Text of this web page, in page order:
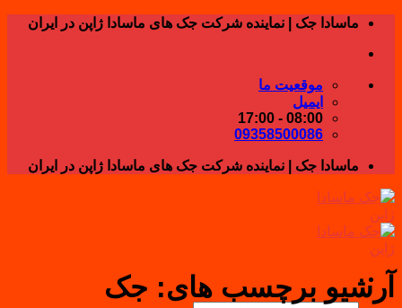
Skip
content
ماسادا جک | نماینده شرکت جک های ماسادا ژاپن در ایران
موقعیت ما
ایمیل
08:00 - 17:00
09358500086
ماسادا جک | نماینده شرکت جک های ماسادا ژاپن در ایران
آرشیو برچسب های: جک